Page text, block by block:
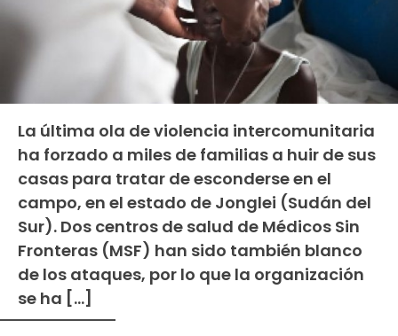
La última ola de violencia intercomunitaria
ha forzado a miles de familias a huir de sus
casas para tratar de esconderse en el
campo, en el estado de Jonglei (Sudán del
Sur). Dos centros de salud de Médicos Sin
Fronteras (MSF) han sido también blanco
de los ataques, por lo que la organización
se ha […]